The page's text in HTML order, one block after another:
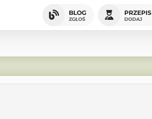
BLOG
ZGŁOŚ
PRZEPIS
DODAJ